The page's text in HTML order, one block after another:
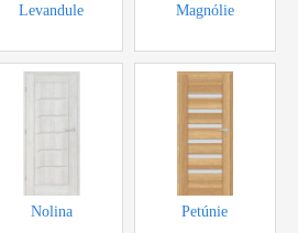
Levandule Magnólie
Nolina Petúnie